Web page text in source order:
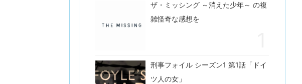
ザ・ミッシング ～消えた少年～ の複
雑怪奇な感想を
刑事フォイル シーズン1 第1話「ドイ
ツ人の女」